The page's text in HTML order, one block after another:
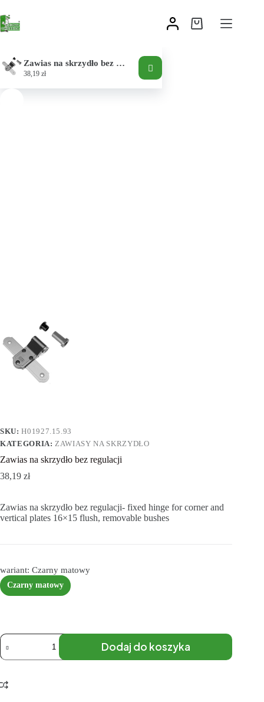
Zawias na skrzydło bez regulacji
38,19 zł
SKU:H01927.15.93
KATEGORIA: ZAWIASY NA SKRZYDŁO
Zawias na skrzydło bez regulacji
38,19 zł
Zawias na skrzydło bez regulacji- fixed hinge for corner and
vertical plates 16×15 flush, removable bushes
wariant: Czarny matowy
Czarny matowy
Dodaj do koszyka